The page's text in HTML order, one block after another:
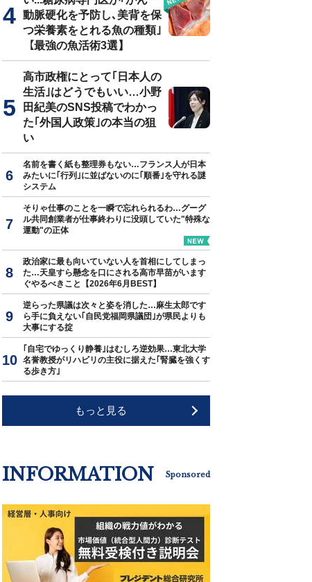
動脈硬化を予防し､美背を保
つ栄養素をとれる魚の種類｣
【最強の魚活術3選】
高市政権にとって｢日本人の
生活｣はどうでもいい…小野
田紀美のSNS投稿でわかっ
た｢外国人政策｣の本当の狙
い
名前を書く紙も整理券もない…フランス人が日本
みたいに｢行列｣に並ばないのに｢順番｣を守れる謎
システム
そりゃ仕事のことを一瞬で忘れられるわ…グーグ
ル共同創業者が仕事終わりに没頭していた"特殊な
運動"の正体
政治家に最も向いていない人を首相にしてしまっ
た…天皇すら懸念を口にされる高市早苗がいます
ぐやるべきこと【2026年6月BEST】
逆らった県議は次々と姿を消した…麻生太郎です
ら手に負えない｢自民党福岡県議団｣が県民よりも
大事にする掟
｢自宅でゆっくり静養｣はむしろ逆効果…東北大学
名誉教授がリハビリの主役に据えた｢腎臓を強くす
る歩き方｣
もっと見る
INFORMATION Sponsored